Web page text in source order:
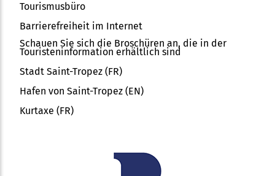
Tourismusbüro
Barrierefreiheit im Internet
Schauen Sie sich die Broschüren an, die in der
Touristeninformation erhältlich sind
Stadt Saint-Tropez (FR)
Hafen von Saint-Tropez (EN)
Kurtaxe (FR)